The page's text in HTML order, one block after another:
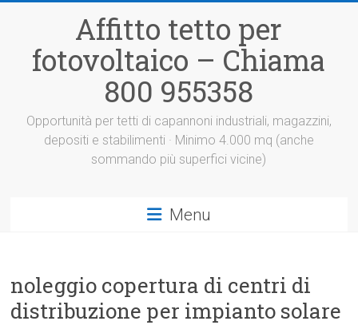
Affitto tetto per
fotovoltaico – Chiama
800 955358
Opportunità per tetti di capannoni industriali, magazzini,
depositi e stabilimenti · Minimo 4.000 mq (anche
sommando più superfici vicine)
Menu
noleggio copertura di centri di
distribuzione per impianto solare